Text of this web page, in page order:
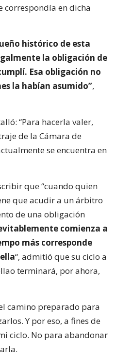
correspondía en dicha
histórico de esta
la obligación de
Esa obligación no
la habían asumido”,
“Para hacerla valer,
de la Cámara de
se encuentra en
que “cuando quien
que acudir a un árbitro
de una obligación
comienza a
más corresponde
“, admitió que su ciclo a
terminará, por ahora,
camino preparado para
Y por eso, a fines de
ciclo. No para abandonar